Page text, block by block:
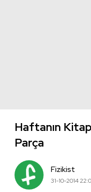
Haftanın
Parça
Fizikist
31-10-2014